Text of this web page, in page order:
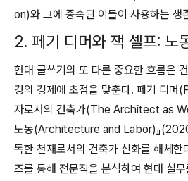
on)와 그에 종속된 이들이 사용하는 생
2. 페기 디머와 잭 셀프: 노
현대 글쓰기의 또 다른 중요한 흐름은
경의 경제 에 초점을 맞춘다. 페기 디머
자로서의 건축가(The Architect as
노동(Architecture and Labor)』
독한 천재로서의 건축가 신화를 해체한
즈를 통해 전문직을 분석하여 현대 실